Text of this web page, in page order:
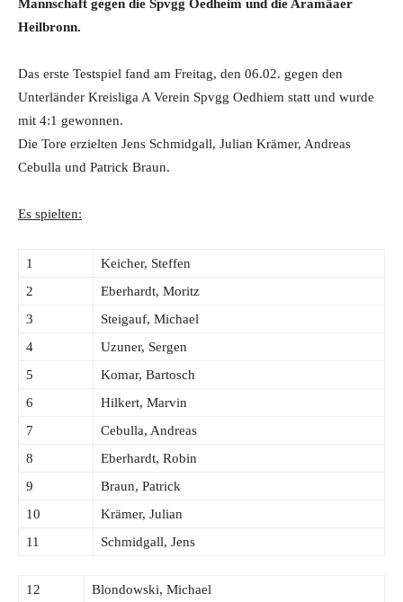
Mannschaft gegen die Spvgg Oedheim und die Aramäaer
Heilbronn.
Das erste Testspiel fand am Freitag, den 06.02. gegen den
Unterländer Kreisliga A Verein Spvgg Oedhiem statt und wurde
mit 4:1 gewonnen.
Die Tore erzielten Jens Schmidgall, Julian Krämer, Andreas
Cebulla und Patrick Braun.
Es spielten:
1
Keicher, Steffen
2
Eberhardt, Moritz
3
Steigauf, Michael
4
Uzuner, Sergen
5
Komar, Bartosch
6
Hilkert, Marvin
7
Cebulla, Andreas
8
Eberhardt, Robin
9
Braun, Patrick
10
Krämer, Julian
11
Schmidgall, Jens
12
Blondowski, Michael